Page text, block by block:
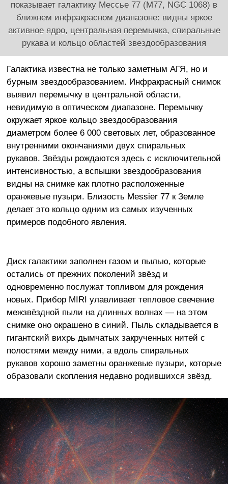
показывает галактику Мессье 77 (M77, NGC 1068) в
ближнем инфракрасном диапазоне: видны яркое
активное ядро, центральная перемычка, спиральные
рукава и кольцо областей звездообразования
Галактика известна не только заметным АГЯ, но и
бурным звездообразованием. Инфракрасный снимок
выявил перемычку в центральной области,
невидимую в оптическом диапазоне. Перемычку
окружает яркое кольцо звездообразования
диаметром более 6 000 световых лет, образованное
внутренними окончаниями двух спиральных
рукавов. Звёзды рождаются здесь с исключительной
интенсивностью, а вспышки звездообразования
видны на снимке как плотно расположенные
оранжевые пузыри. Близость Messier 77 к Земле
делает это кольцо одним из самых изученных
примеров подобного явления.
Диск галактики заполнен газом и пылью, которые
остались от прежних поколений звёзд и
одновременно послужат топливом для рождения
новых. Прибор MIRI улавливает тепловое свечение
межзвёздной пыли на длинных волнах — на этом
снимке оно окрашено в синий. Пыль складывается в
гигантский вихрь дымчатых закрученных нитей с
полостями между ними, а вдоль спиральных
рукавов хорошо заметны оранжевые пузыри, которые
образовали скопления недавно родившихся звёзд.